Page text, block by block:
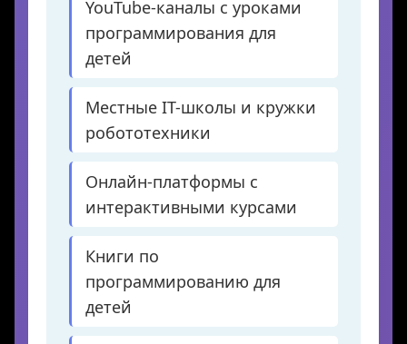
YouTube-каналы с уроками
программирования для
детей
Местные IT-школы и кружки
робототехники
Онлайн-платформы с
интерактивными курсами
Книги по
программированию для
детей